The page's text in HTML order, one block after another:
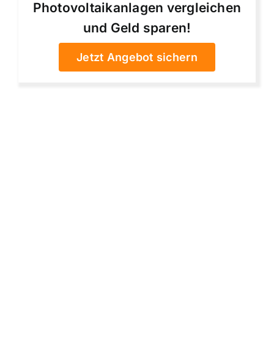
Photovoltaikanlagen vergleichen
und Geld sparen!
Jetzt Angebot sichern